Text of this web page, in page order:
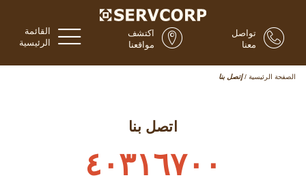
القائمة
الرئيسية
اكتشف
مواقعنا
تواصل
معنا
الصفحة الرئيسية / إتصل بنا
اتصل بنا
٤٠٣١٦٧٠٠